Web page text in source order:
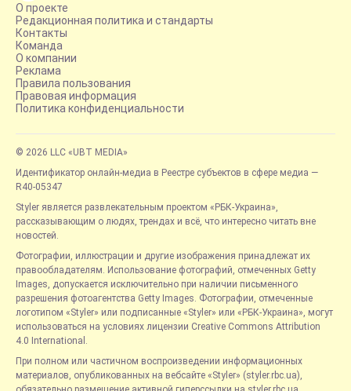
О проекте
Редакционная политика и стандарты
Контакты
Команда
О компании
Реклама
Правила пользования
Правовая информация
Политика конфиденциальности
© 2026 LLC «UBT MEDIA»
Идентификатор онлайн-медиа в Реестре субъектов в сфере медиа —
R40-05347
Styler является развлекательным проектом «РБК-Украина»,
рассказывающим о людях, трендах и всё, что интересно читать вне
новостей.
Фотографии, иллюстрации и другие изображения принадлежат их
правообладателям. Использование фотографий, отмеченных Getty
Images, допускается исключительно при наличии письменного
разрешения фотоагентства Getty Images. Фотографии, отмеченные
логотипом «Styler» или подписанные «Styler» или «РБК-Украина», могут
использоваться на условиях лицензии Creative Commons Attribution
4.0 International.
При полном или частичном воспроизведении информационных
материалов, опубликованных на вебсайте «Styler» (styler.rbc.ua),